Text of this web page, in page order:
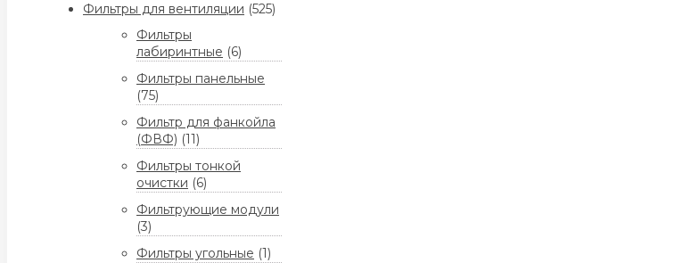
Фильтры для вентиляции (525)
Фильтры
лабиринтные (6)
Фильтры панельные
(75)
Фильтр для фанкойла
(ФВФ) (11)
Фильтры тонкой
очистки (6)
Фильтрующие модули
(3)
Фильтры угольные (1)